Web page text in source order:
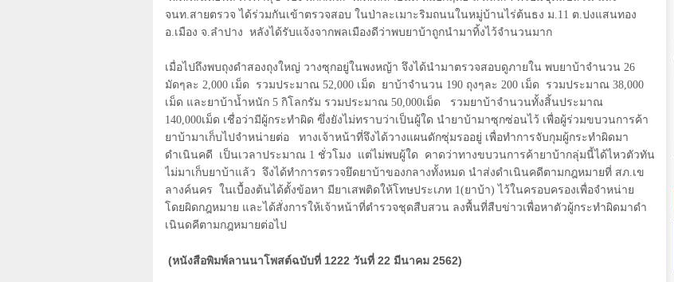
จนท.สายตรวจ ได้ร่วมกันเข้าตรวจสอบ ในป่าละเมาะริมถนนในหมู่บ้านไร่ต้นธง ม.11 ต.ปงแสนทอง
อ.เมือง จ.ลำปาง หลังได้รับแจ้งจากพลเมืองดีว่าพบยาบ้าถูกนำมาทิ้งไว้จำนวนมาก
เมื่อไปถึงพบถุงดำสองถุงใหญ่ วางซุกอยู่ในพงหญ้า จึงได้นำมาตรวจสอบดูภายใน พบยาบ้าจำนวน 26
มัดๆละ 2,000 เม็ด รวมประมาณ 52,000 เม็ด ยาบ้าจำนวน 190 ถุงๆละ 200 เม็ด รวมประมาณ 38,000
เม็ด และยาบ้าน้ำหนัก 5 กิโลกรัม รวมประมาณ 50,000เม็ด
รวมยาบ้าจำนวนทั้งสิ้นประมาณ
140,000เม็ด เชื่อว่ามีผู้กระทำผิด ฃึ่งยังไม่ทราบว่าเป็นผู้ใด นำยาบ้ามาซุกซ่อนไว้ เพื่อผู้ร่วมขบวนการค้า
ยาบ้ามาเก็บไปจำหน่ายต่อ
ทางเจ้าหน้าที่จึงได้วางแผนดักซุ่มรออยู่ เพื่อทำการจับกุมผู้กระทำผิดมา
ดำเนินคดี
เป็นเวลาประมาณ 1 ชั่วโมง แต่ไม่พบผู้ใด
คาดว่าทางขบวนการค้ายาบ้ากลุ่มนี้ได้ไหวตัวทัน
ไม่มาเก็บยาบ้าแล้ว จึงได้ทำการตรวจยึดยาบ้าของกลางทั้งหมด นำส่งดำเนินคดีตามกฎหมายที่ สภ.เข
ลางค์นคร
ในเบื้องต้นได้ตั้งข้อหา มียาเสพติดให้โทษประเภท 1(ยาบ้า) ไว้ในครอบครองเพื่อจำหน่าย
โดยผิดกฎหมาย และได้สั่งการให้เจ้าหน้าที่ตำรวจชุดสืบสวน ลงพื้นที่สืบข่าวเพื่อหาตัวผู้กระทำผิดมาดำ
เนินดคีตามกฎหมายต่อไป
(หนังสือพิมพ์ลานนาโพสต์ฉบับที่ 1222 วันที่ 22 มีนาคม 2562)